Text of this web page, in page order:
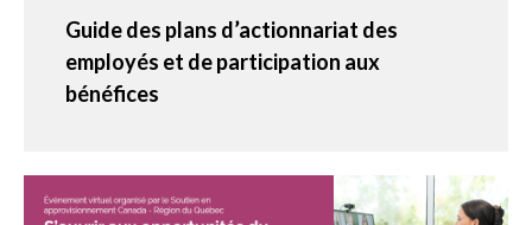
Guide des plans d’actionnariat des
employés et de participation aux
bénéfices